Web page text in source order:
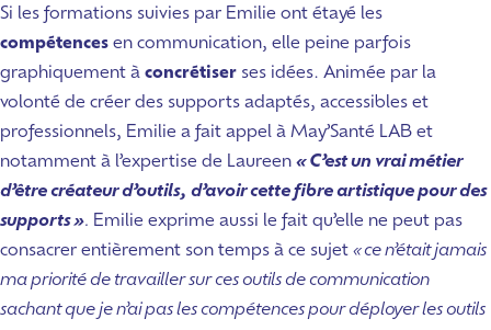
Si les formations suivies par Emilie ont étayé les
compétences en communication, elle peine parfois
graphiquement à concrétiser ses idées. Animée par la
volonté de créer des supports adaptés, accessibles et
professionnels, Emilie a fait appel à May’Santé LAB et
notamment à l’expertise de Laureen « C’est un vrai métier
d’être créateur d’outils, d’avoir cette fibre artistique pour des
supports ». Emilie exprime aussi le fait qu’elle ne peut pas
consacrer entièrement son temps à ce sujet « ce n’était jamais
ma priorité de travailler sur ces outils de communication
sachant que je n’ai pas les compétences pour déployer les outils